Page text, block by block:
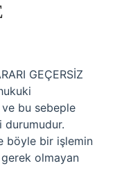
GEÇERSİZ
ve bu sebeple
durumudur.
böyle bir işlemin
olmayan